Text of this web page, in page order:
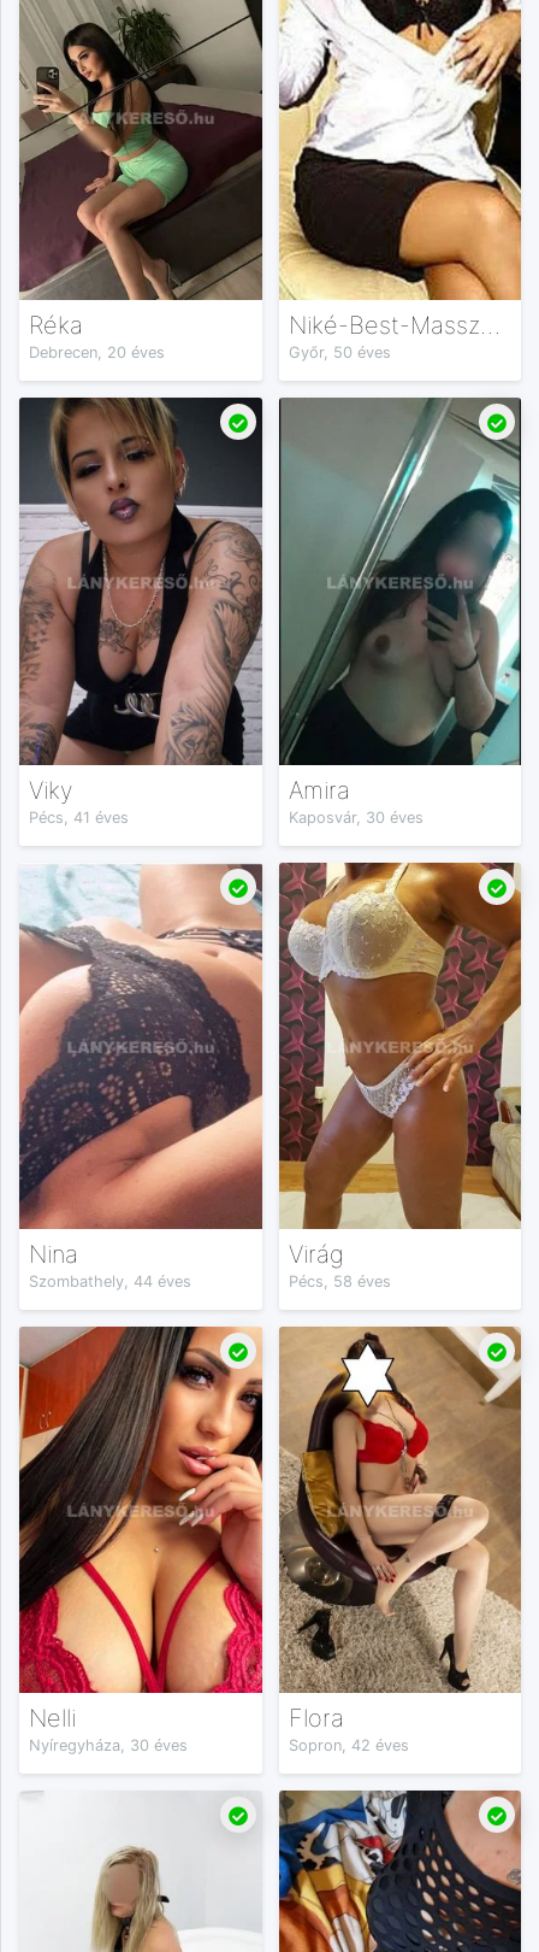
Réka
Debrecen, 20 éves
Niké-Best-Masszázs
Győr, 50 éves
Viky
Pécs, 41 éves
Amira
Kaposvár, 30 éves
Nina
Szombathely, 44 éves
Virág
Pécs, 58 éves
Nelli
Nyíregyháza, 30 éves
Flora
Sopron, 42 éves